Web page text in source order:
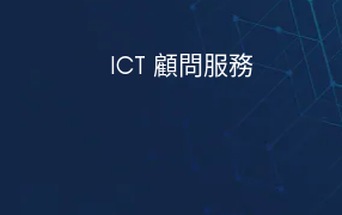
ICT 顧問服務
透過優化您的基礎架構以至所使
和信息共享
了解更多